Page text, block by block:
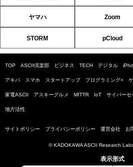
ヤマハ Zoom
STORM pCloud
TOP ASCII倶楽部 ビジネス TECH デジタル
アキバ スマホ スタートアップ プログラミング+
家電ASCII アスキーグルメ MITTR IoT サイバーセ
地方活性
サイトポリシー プライバシーポリシー 運営会社 お
© KADOKAWA ASCII Research
表示形式